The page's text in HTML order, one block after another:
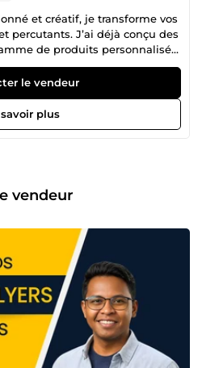
et créatif, je transforme vos
percutants. J’ai déjà conçu des
de produits personnalisés
montres murales, pins,
des supports imprimés
flyers, calendriers et
d’une licence
je mets mon
qui fait la différence.
le vendeur
plus
vendeur